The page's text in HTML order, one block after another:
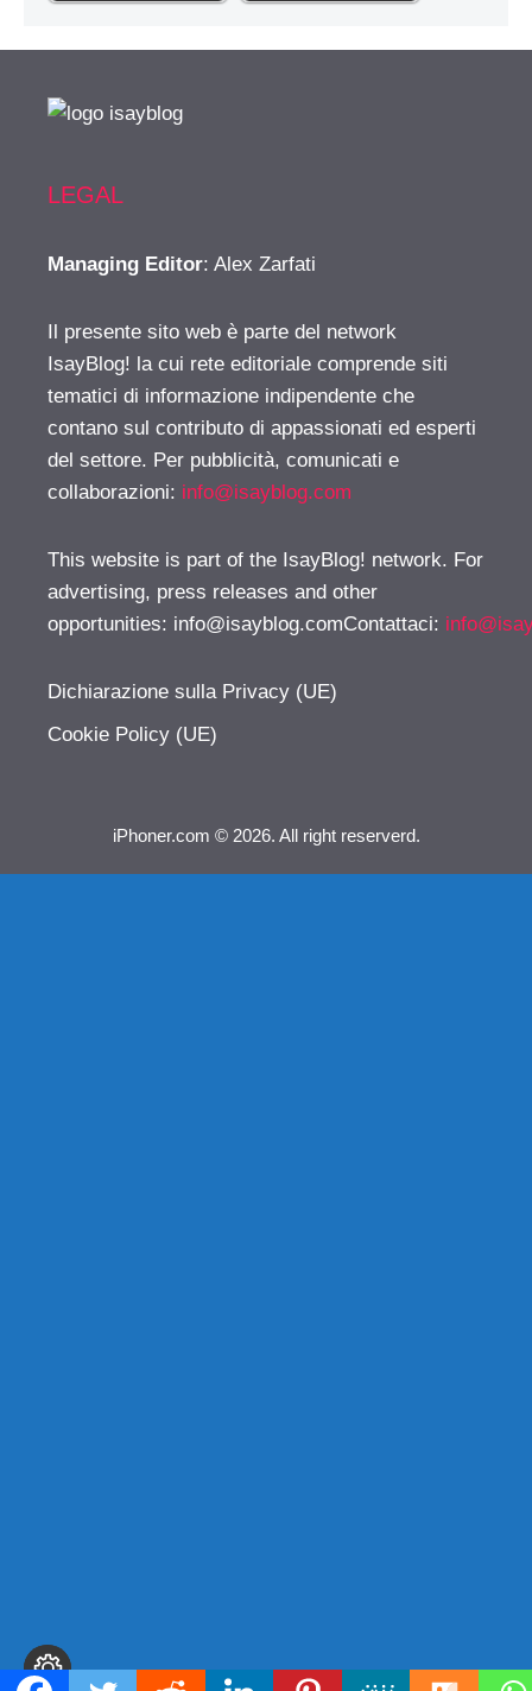
LEGAL
Managing Editor: Alex Zarfati
Il presente sito web è parte del network
IsayBlog! la cui rete editoriale comprende siti
tematici di informazione indipendente che
contano sul contributo di appassionati ed esperti
del settore. Per pubblicità, comunicati e
collaborazioni: info@isayblog.com
This website is part of the IsayBlog! network. For
advertising, press releases and other
opportunities: info@isayblog.comContattaci:
Dichiarazione sulla Privacy (UE)
Cookie Policy (UE)
iPhoner.com © 2026. All right reserverd.